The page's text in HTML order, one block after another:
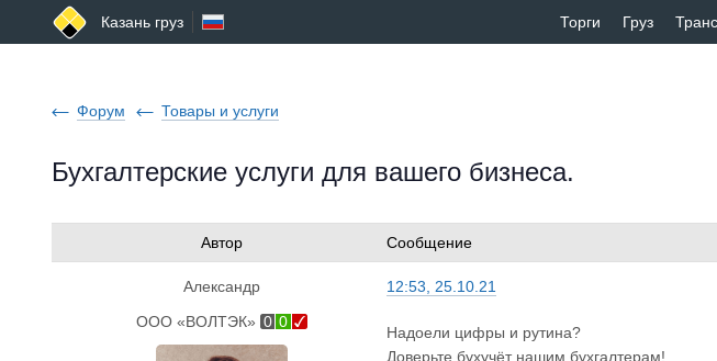
Казань груз Торги Груз
Форум Товары и услуги
Бухгалтерские услуги для вашего бизнеса.
Автор Сообщение
Александр
ООО «ВОЛТЭК» 0 0
12:53, 25.10.21
Надоели цифры и рутина?
Доверьте бухучёт нашим бухгалтерам!